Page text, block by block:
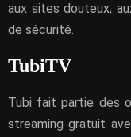
aux sites douteux,
de sécurité.
TubiTV
Tubi fait partie des
streaming gratuit